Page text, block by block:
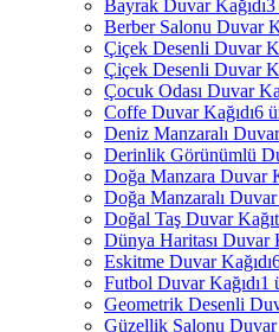
Bayrak Duvar Kağıdı3
Berber Salonu Duvar
Çiçek Desenli Duvar
Çiçek Desenli Duvar
Çocuk Odası Duvar
Coffe Duvar Kağıdı6
Deniz Manzaralı Duvar
Derinlik Görünümlü
Doğa Manzara Duvar
Doğa Manzaralı Duvar
Doğal Taş Duvar
Dünya Haritası Duvar
Eskitme Duvar Kağıdı
Futbol Duvar Kağıdı1
Geometrik Desenli
Güzellik Salonu Duvar